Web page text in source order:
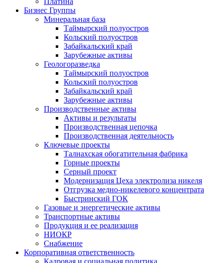
Бизнес Группы
Минеральная база
Таймырский полуостров
Кольский полуостров
Забайкальский край
Зарубежные активы
Геологоразведка
Таймырский полуостров
Кольский полуостров
Забайкальский край
Зарубежные активы
Производственные активы
Активы и результаты
Производственная цепочка
Производственная деятельность
Ключевые проекты
Талнахская обогатительная фабрика
Горные проекты
Серный проект
Модернизация Цеха электролиза никеля
Отгрузка медно-никелевого концентрата
Быстринский ГОК
Газовые и энергетические активы
Транспортные активы
Продукция и ее реализация
НИОКР
Снабжение
Корпоративная ответственность
Кадровая и социальная политика